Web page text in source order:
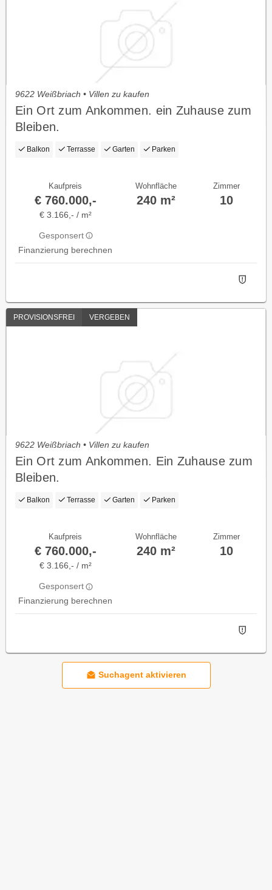
9622 Weißbriach • Villen zu kaufen
Ein Ort zum Ankommen. ein Zuhause zum
Bleiben.
Balkon Terrasse Garten Parken
Kaufpreis
€ 760.000,-
€ 3.166,- / m²
Gesponsert
Finanzierung berechnen
Wohnfläche
240 m²
Zimmer
10
PROVISIONSFREI VERGEBEN
9622 Weißbriach • Villen zu kaufen
Ein Ort zum Ankommen. Ein Zuhause zum
Bleiben.
Balkon Terrasse Garten Parken
Kaufpreis
€ 760.000,-
€ 3.166,- / m²
Gesponsert
Finanzierung berechnen
Wohnfläche
240 m²
Zimmer
10
Suchagent aktivieren